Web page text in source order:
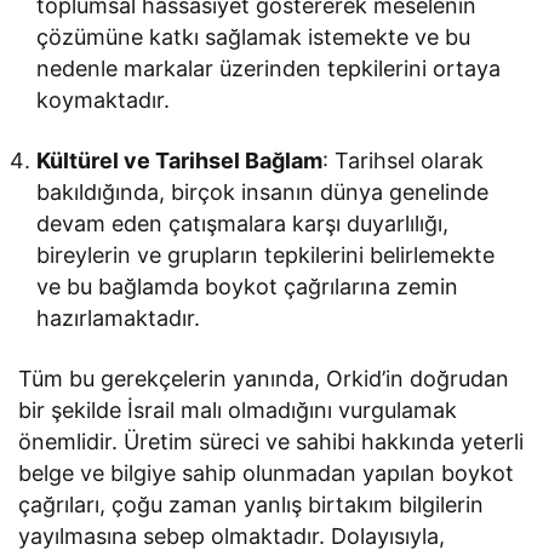
çözümüne katkı sağlamak istemekte ve bu
nedenle markalar üzerinden tepkilerini ortaya
koymaktadır.
Kültürel ve Tarihsel Bağlam: Tarihsel olarak
bakıldığında, birçok insanın dünya genelinde
devam eden çatışmalara karşı duyarlılığı,
bireylerin ve grupların tepkilerini belirlemekte
ve bu bağlamda boykot çağrılarına zemin
hazırlamaktadır.
Tüm bu gerekçelerin yanında, Orkid’in doğrudan
bir şekilde İsrail malı olmadığını vurgulamak
önemlidir. Üretim süreci ve sahibi hakkında yeterli
belge ve bilgiye sahip olunmadan yapılan boykot
çağrıları, çoğu zaman yanlış birtakım bilgilerin
yayılmasına sebep olmaktadır. Dolayısıyla,